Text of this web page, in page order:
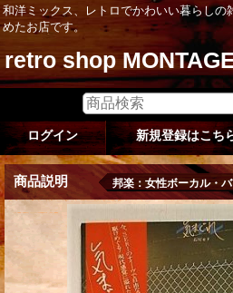
和洋ミックス、レトロでかわいい暮らしの
めたお店です。
retro shop
ログイン 新規登録はこち
商品説明 邦楽：女性ボーカル・